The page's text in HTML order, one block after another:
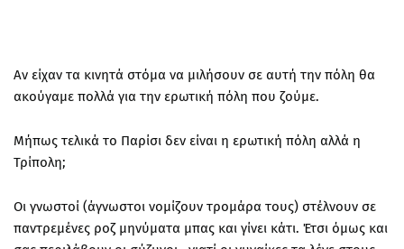
Αν είχαν τα κινητά στόμα να μιλήσουν σε αυτή την πόλη θα
ακούγαμε πολλά για την ερωτική πόλη που ζούμε.
Μήπως τελικά το Παρίσι δεν είναι η ερωτική πόλη αλλά η
Τρίπολη;
Οι γνωστοί (άγνωστοι νομίζουν τρομάρα τους) στέλνουν σε
παντρεμένες ροζ μηνύματα μπας και γίνει κάτι. Έτσι όμως και